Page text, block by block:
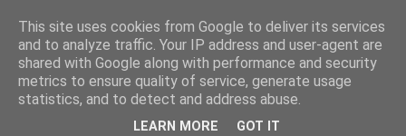
This site uses cookies from Google to deliver its services
and to analyze traffic. Your IP address and user-agent are
shared with Google along with performance and security
metrics to ensure quality of service, generate usage
statistics, and to detect and address abuse.
LEARN MORE GOT IT